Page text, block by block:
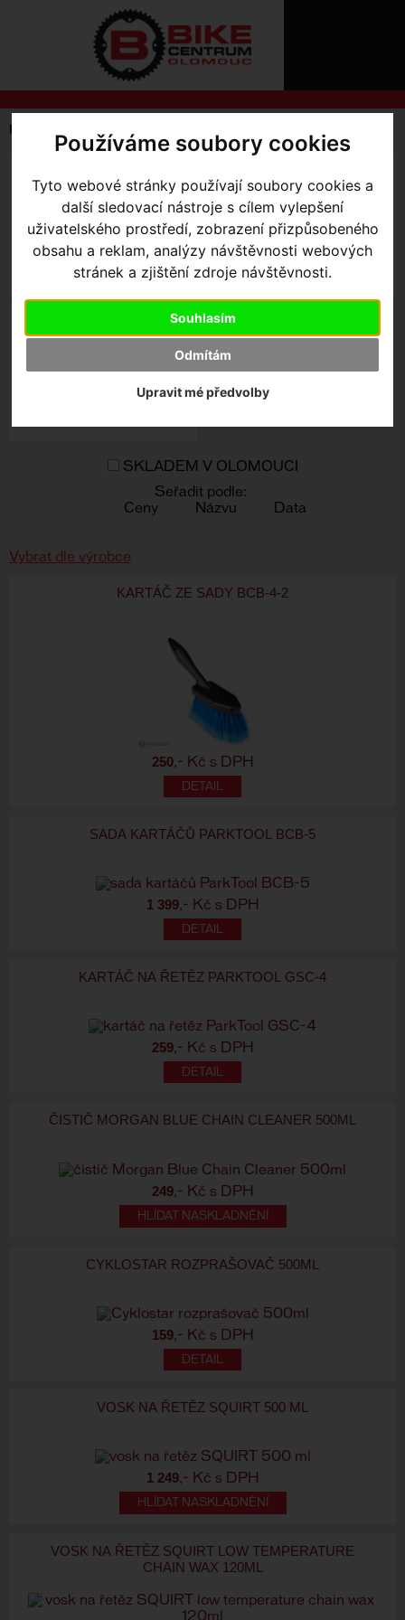
Používáme soubory cookies
Tyto webové stránky používají soubory cookies a
další sledovací nástroje s cílem vylepšení
uživatelského prostředí, zobrazení přizpůsobeného
obsahu a reklam, analýzy návštěvnosti webových
stránek a zjištění zdroje návštěvnosti.
Souhlasím
Odmítám
Upravit mé předvolby
NÁSO
NÁKUPU
SLUŽBY
ZTRATILI
Úvodní strana Údržba a čištění
KARTÁČE, PRAČKY OLEJE, MAZIVO, VAZELÍNY
SKLADEM V OLOMOUCI
Seřadit podle:
Ceny
Názvu Data
Vybrat dle výrobce
KARTÁČ ZE SADY BCB-4-2
250,- Kč s DPH
SADA KARTÁČŮ PARKTOOL BCB-5
1 399,- Kč s DPH
KARTÁČ NA ŘETĚZ PARKTOOL GSC-4
259,- Kč s DPH
ČISTIČ MORGAN BLUE CHAIN CLEANER 500ML
249,- Kč s DPH
HLÍDAT NASKLADNĚNÍ
CYKLOSTAR ROZPRAŠOVAČ 500ML
159,- Kč s DPH
VOSK NA ŘETĚZ SQUIRT 500 ML
1 249,- Kč s DPH
HLÍDAT NASKLADNĚNÍ
VOSK NA ŘETĚZ SQUIRT LOW TEMPERATURE
CHAIN WAX 120ML